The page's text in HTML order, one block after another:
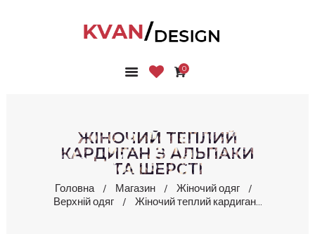
0
ЖІНОЧИЙ ТЕПЛИЙ
КАРДИГАН З АЛЬПАКИ
ТА ШЕРСТІ
Головна Магазин
Жіночий одяг
Верхній одяг
Жіночий теплий кардиган...
ГОЛОВНА
ПРО НАС
КОНТАКТИ